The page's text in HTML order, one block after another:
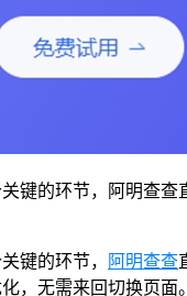
键的环节，阿明查
键的环节， 阿明查查
，无需来回切换页面。